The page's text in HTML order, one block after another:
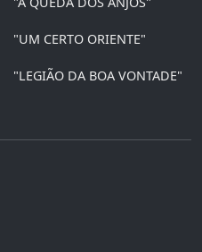
"UM CERTO ORIENTE"
"LEGIÃO DA BOA VONTADE"